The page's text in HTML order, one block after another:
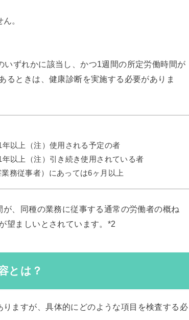
。
ずれかに該当し、かつ1週間の所定労働時間が
るときは、健康診断を実施する必要がありま
以上（注）使用される予定の者
以上（注）引き続き使用されている者
務従事者）にあっては6ヶ月以上
、同種の業務に従事する通常の労働者の概ね
望ましいとされています。*2
とは？
ますが、具体的にどのような項目を検査する必